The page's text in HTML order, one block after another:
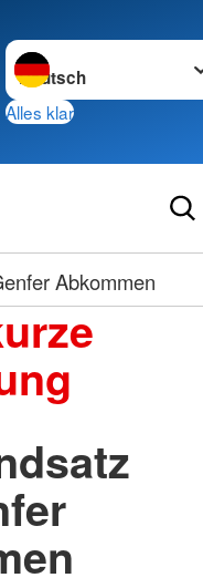
Sprache wechseln zu
Alles klar
Abkommen